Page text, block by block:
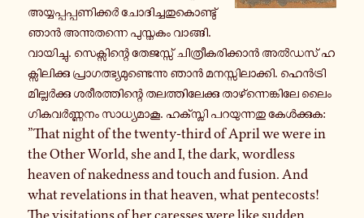
അ­യ്യ­പ്പ­പ്പ­ണി­ക്കർ ചോ­ദി­ച്ച­തു­കൊ­ണ്ടു്
ഞാൻ അ­ന്നു­ത­ന്നെ പു­സ്ത­കം വാ­ങ്ങി.
വാ­യി­ച്ചു. സെ­ക്സി­ന്റെ തേ­ജ­സ്സ് ചി­ത്രീ­ക­രി­ക്കാൻ അൽഡസ് ഹ­
ക്സി­ലി­ക്കു പ്രാ­ഗ­ത്ഭ്യ­മു­ണ്ടെ­ന്നു ഞാൻ മ­ന­സ്സി­ലാ­ക്കി. ഹെൻ­ട്രി
മി­ല്ലർ­ക്കു ശ­രീ­ര­ത്തി­ന്റെ ത­ല­ത്തി­ലേ­ക്കു താ­ഴ്‌­ന്നെ­ങ്കി­ലേ ലൈം­
ഗി­ക­വർ­ണ്ണ­നം സാ­ധ്യ­മാ­കൂ. ഹ­ക്സ്ലി പ­റ­യു­ന്ന­തു കേൾ­ക്കു­ക:
”That night of the twenty-​third of April we were in
the Other World, she and I, the dark, wordless
heaven of nakedness and touch and fusion. And
what revelations in that heaven, what pentecosts!
The visitations of her caresses were like sudden